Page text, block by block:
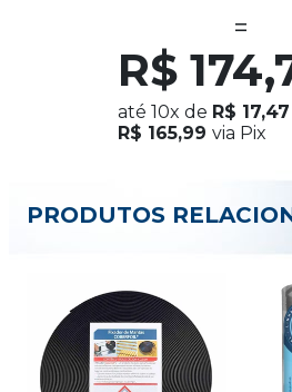
R$
até 10x de R$ 17,47
R$ 165,99 via Pix
PRODUTOS